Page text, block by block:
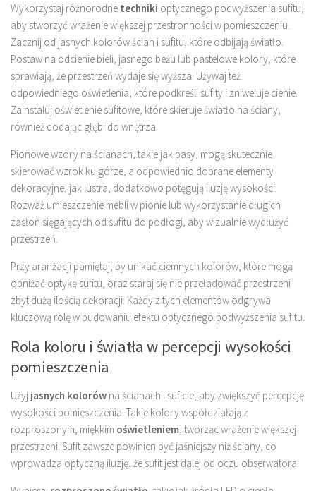
Wykorzystaj różnorodne techniki optycznego podwyższenia sufitu,
aby stworzyć wrażenie większej przestronności w pomieszczeniu.
Zacznij od jasnych kolorów ścian i sufitu, które odbijają światło.
Postaw na odcienie bieli, jasnego beżu lub pastelowe kolory, które
sprawiają, że przestrzeń wydaje się wyższa. Używaj też
odpowiedniego oświetlenia, które podkreśli sufity i zniweluje cienie.
Zainstaluj oświetlenie sufitowe, które skieruje światło na ściany,
również dodając głębi do wnętrza.
Pionowe wzory na ścianach, takie jak pasy, mogą skutecznie
skierować wzrok ku górze, a odpowiednio dobrane elementy
dekoracyjne, jak lustra, dodatkowo potęgują iluzję wysokości.
Rozważ umieszczenie mebli w pionie lub wykorzystanie długich
zasłon sięgających od sufitu do podłogi, aby wizualnie wydłużyć
przestrzeń.
Przy aranżacji pamiętaj, by unikać ciemnych kolorów, które mogą
obniżać optykę sufitu, oraz staraj się nie przeładować przestrzeni
zbyt dużą ilością dekoracji. Każdy z tych elementów odgrywa
kluczową rolę w budowaniu efektu optycznego podwyższenia sufitu.
Rola koloru i światła w percepcji wysokości
pomieszczenia
Użyj jasnych kolorów na ścianach i suficie, aby zwiększyć percepcję
wysokości pomieszczenia. Takie kolory współdziałają z
rozproszonym, miękkim oświetleniem , tworząc wrażenie większej
przestrzeni. Sufit zawsze powinien być jaśniejszy niż ściany, co
wprowadza optyczną iluzję, że sufit jest dalej od oczu obserwatora.